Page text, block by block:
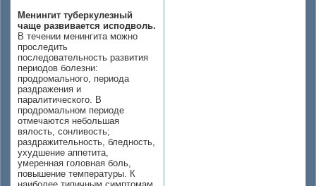
Менингит туберкулезный
чаще развивается исподволь.
В течении менингита можно
проследить
последовательность развития
периодов болезни:
продромального, периода
раздражения и
паралитического. В
продромальном периоде
отмечаются небольшая
вялость, сонливость;
раздражительность, бледность,
ухудшение аппетита,
умеренная головная боль,
повышение температуры. К